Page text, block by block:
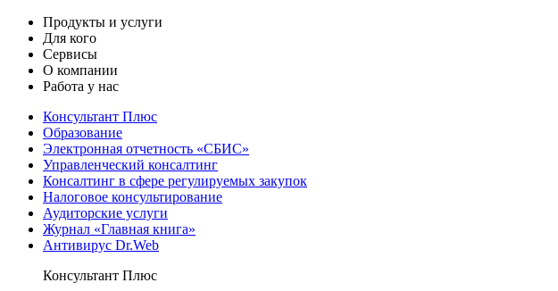
Продукты и услуги
Для кого
Сервисы
О компании
Работа у нас
Консультант Плюс
Образование
Электронная отчетность «СБИС»
Управленческий консалтинг
Консалтинг в сфере регулируемых закупок
Налоговое консультирование
Аудиторские услуги
Журнал «Главная книга»
Антивирус Dr.Web
Консультант Плюс